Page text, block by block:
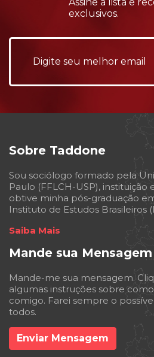
exclusivos.
Sobre Taddone
Sou sociólogo formado pela
Paulo (FFLCH-USP),
obtive minha pós-graduação
Instituto de Estudos Brasileiros
Saiba Mais
Mande sua Mensagem
Mande-me sua mensagem.
algumas instruções sobre
comigo. Farei sempre o
todos.
Enviar Mensagem